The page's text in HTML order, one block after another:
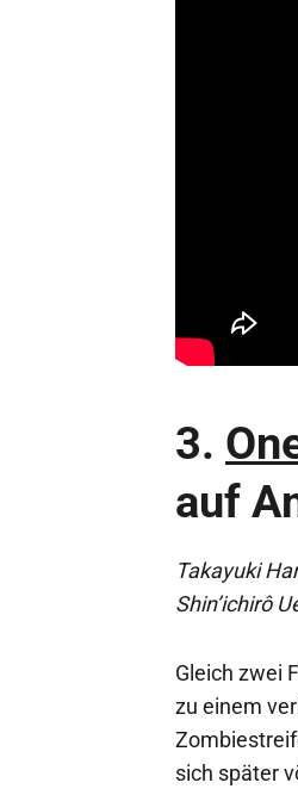
3.
auf
Takayuki
Shin’ichirô
Gleich zwei
zu einem
sich später